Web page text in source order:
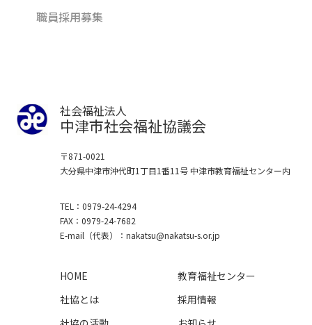
職員採用募集
社会福祉法人
中津市社会福祉協議会
〒871-0021
大分県中津市沖代町1丁目1番11号 中津市教育福祉センター内
TEL
0979-24-4294
FAX
0979-24-7682
E-mail （代表） nakatsu nakatsu-s.or.jp
HOME
社協とは
教育福祉センター
採用情報